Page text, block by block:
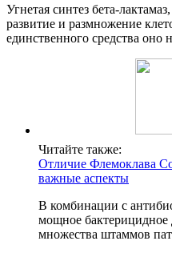
Угнетая синтез бета-
развитие и размножение
единственного средства оно
Читайте также:
Отличие Флемоклава
важные аспекты
В комбинации с
мощное бактерицидное
множества штаммов